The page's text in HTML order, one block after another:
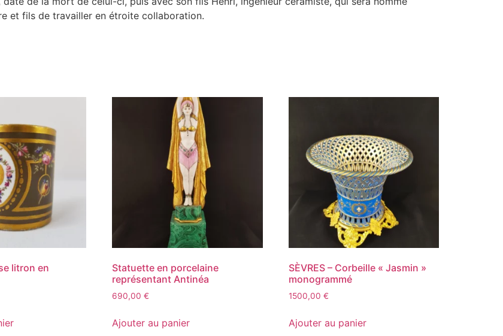
et fils de travailler en étroite collaboration.
litron en
Statuette en porcelaine
représentant Antinéa
690,00€
Ajouter au panier
SÈVRES – Corbeille « Jasmin »
monogrammé
1500,00€
Ajouter au panier